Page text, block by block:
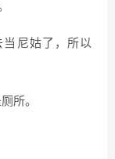
尼姑了，所以
所。